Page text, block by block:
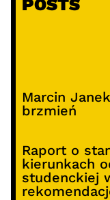
POSTS
Marcin
brzmień
Raport o
kierunkach
studenckiej